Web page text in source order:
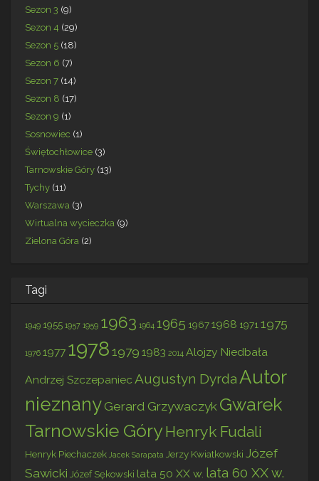
Sezon 3 (9)
Sezon 4 (29)
Sezon 5 (18)
Sezon 6 (7)
Sezon 7 (14)
Sezon 8 (17)
Sezon 9 (1)
Sosnowiec (1)
Świętochłowice (3)
Tarnowskie Góry (13)
Tychy (11)
Warszawa (3)
Wirtualna wycieczka (9)
Zielona Góra (2)
Tagi
1949 1955 1957 1959 1963 1964 1965 19671968 1971 1975
1976 1977 1978 1979 1983 2014 Alojzy Niedbała
Andrzej Szczepaniec Augustyn Dyrda Autor
nieznany Gerard Grzywaczyk Gwarek
Tarnowskie GóryHenryk Fudali
Henryk Piechaczek Jacek Sarapata Jerzy Kwiatkowski Józef
Sawicki Józef Sękowski lata 50 XX w. lata 60 XX w.